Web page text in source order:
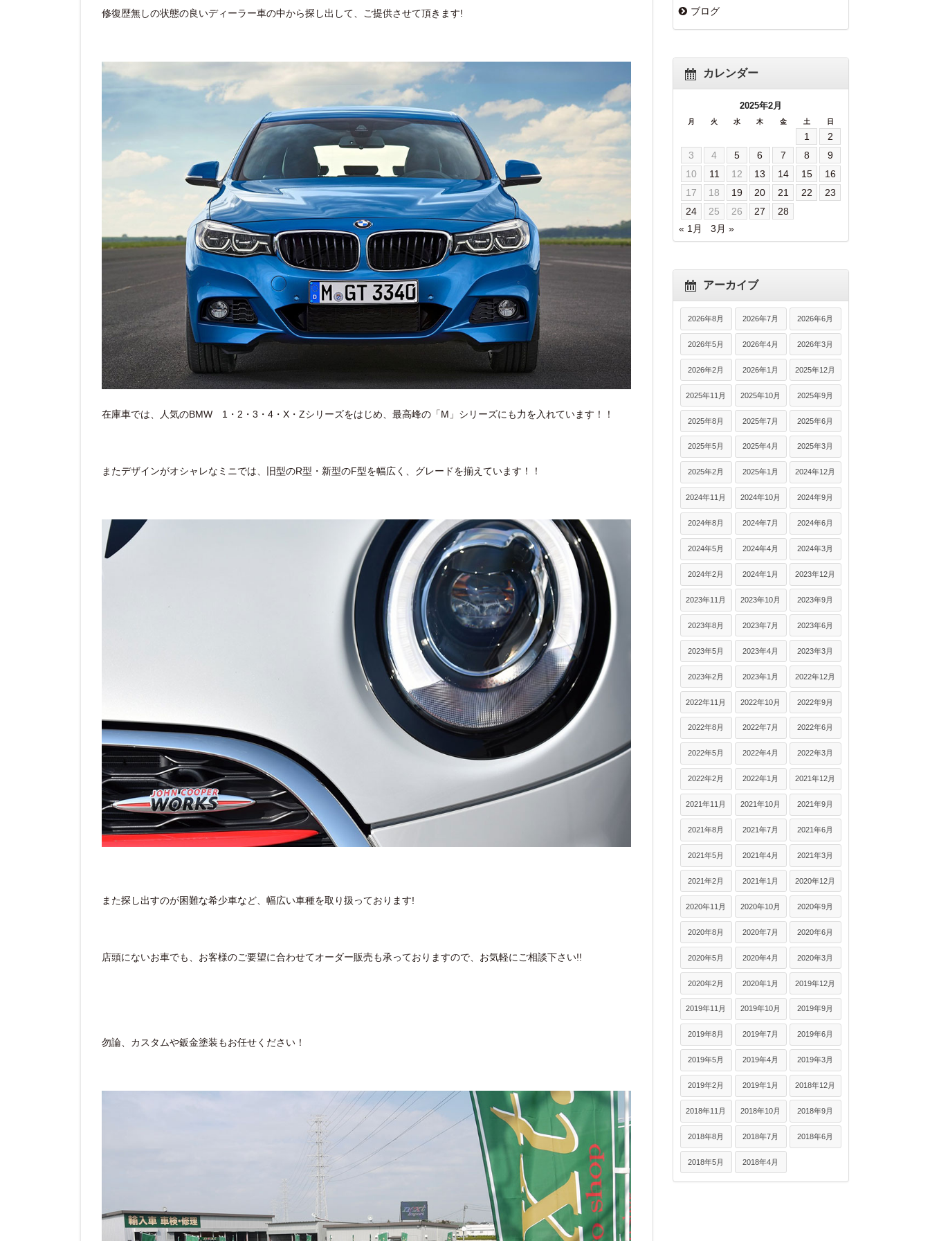
修復歴無しの状態の良いディーラー車の中から探し出して、ご提供させて頂きます!
在庫車では、人気のBMW 1・2・3・4・X・Zシリーズをはじめ、最高峰の「M」シリーズにも力を入れています！！
またデザインがオシャレなミニでは、旧型のR型・新型のF型を幅広く、グレードを揃えています！！
また探し出すのが困難な希少車など、幅広い車種を取り扱っております!
店頭にないお車でも、お客様のご要望に合わせてオーダー販売も承っておりますので、お気軽にご相談下さい!!
勿論、カスタムや鈑金塗装もお任せください！
ブログ
カレンダー
2025年2月
月 火 水 木 金 土 日
1
2
3
4 5 6 7 8
9
10
11 12 13 14 15
16
17
18 19 20 21 22
23
24
25 26 27
28
« 1月
3月 »
アーカイブ
2026年8月 2026年7月 2026年6月
2026年5月 2026年4月 2026年3月
2026年2月 2026年1月 2025年12月
2025年11月 2025年10月 2025年9月
2025年8月 2025年7月 2025年6月
2025年5月 2025年4月 2025年3月
2025年2月 2025年1月 2024年12月
2024年11月 2024年10月 2024年9月
2024年8月 2024年7月 2024年6月
2024年5月 2024年4月 2024年3月
2024年2月 2024年1月 2023年12月
2023年11月 2023年10月 2023年9月
2023年8月 2023年7月 2023年6月
2023年5月 2023年4月 2023年3月
2023年2月 2023年1月 2022年12月
2022年11月 2022年10月 2022年9月
2022年8月 2022年7月 2022年6月
2022年5月 2022年4月 2022年3月
2022年2月 2022年1月 2021年12月
2021年11月 2021年10月 2021年9月
2021年8月 2021年7月 2021年6月
2021年5月 2021年4月 2021年3月
2021年2月 2021年1月 2020年12月
2020年11月 2020年10月 2020年9月
2020年8月 2020年7月 2020年6月
2020年5月 2020年4月 2020年3月
2020年2月 2020年1月 2019年12月
2019年11月 2019年10月 2019年9月
2019年8月 2019年7月 2019年6月
2019年5月 2019年4月 2019年3月
2019年2月 2019年1月 2018年12月
2018年11月 2018年10月 2018年9月
2018年8月 2018年7月 2018年6月
2018年5月 2018年4月